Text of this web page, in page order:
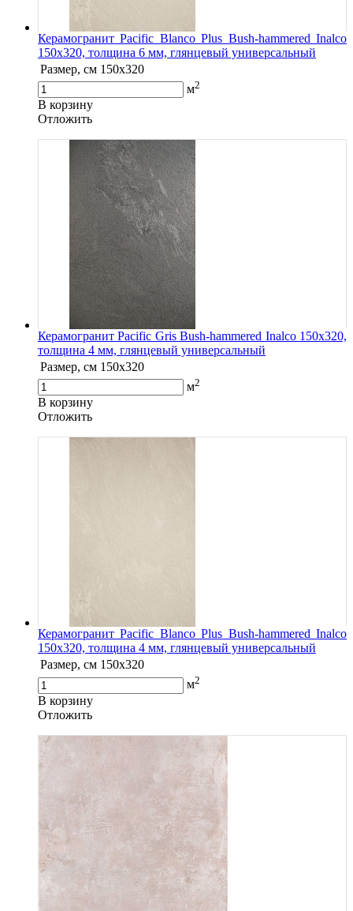
Керамогранит Pacific Blanco Plus Bush-hammered Inalco
150x320, толщина 6 мм, глянцевый универсальный
Размер, см 150x320
м2
В корзину
Oтложить
Керамогранит Pacific Gris Bush-hammered Inalco 150x320,
толщина 4 мм, глянцевый универсальный
Размер, см 150x320
м2
В корзину
Oтложить
Керамогранит Pacific Blanco Plus Bush-hammered Inalco
150x320, толщина 4 мм, глянцевый универсальный
Размер, см 150x320
м2
В корзину
Oтложить